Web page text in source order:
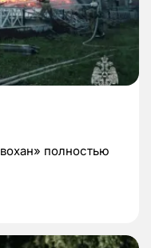
полностью